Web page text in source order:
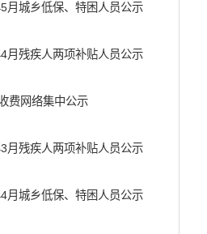
月城乡低保、特困人员公示
月残疾人两项补贴人员公示
费网络集中公示
月残疾人两项补贴人员公示
月城乡低保、特困人员公示